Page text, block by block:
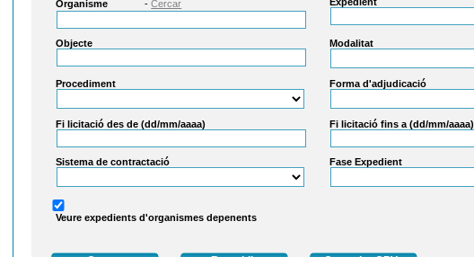
Organisme -Cercar
Objecte Modalitat
Procediment Forma d'adjudicació
Fi licitació des de (dd/mm/aaaa) Fi licitació fins a (dd/mm/aaaa)
Sistema de contractació Fase Expedient
Veure expedients d'organismes depenents